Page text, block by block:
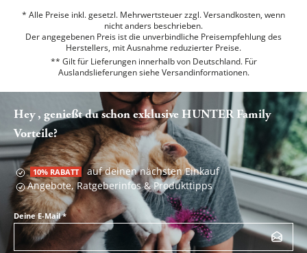
* Alle Preise inkl. gesetzl. Mehrwertsteuer zzgl. Versandkosten, wenn
nicht anders beschrieben.
Der angegebenen Preis ist die unverbindliche Preisempfehlung des
Herstellers, mit Ausnahme reduzierter Preise.
** Gilt für Lieferungen innerhalb von Deutschland. Für
Auslandslieferungen siehe Versandinformationen.
Hey , genießt du schon exklusive HUNTER Family
Vorteile?
10% RABATT auf deinen nächsten Einkauf
Angebote, Ratgeberinfos & Produkttipps
Deine E-Mail*